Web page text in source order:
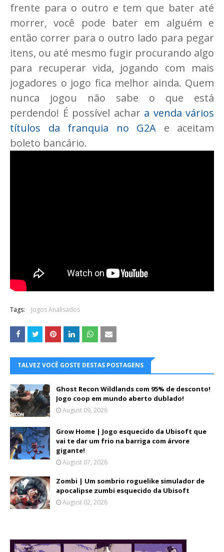
frente para o outro e tem que bater até
morrer, você pode bater em alguém e
então correr para o outro lado para pegar
itens, ou até mesmo fugir procurando algo
para recuperar vida, jogando com mais
jogadores o jogo fica melhor ainda. Quem
nunca jogou não sabe o que está
perdendo! É possível achar a venda vários
títulos da franquia no G2A e aceitam
boleto bancário.
Tags: Jogos Analisados
TALVEZ VOCÊ GOSTE DESTAS POSTAGENS
Ghost Recon Wildlands com 95% de desconto!
Jogo coop em mundo aberto dublado!
August 09, 2026
Grow Home | Jogo esquecido da Ubisoft que
vai te dar um frio na barriga com árvore
gigante!
August 07, 2026
Zombi | Um sombrio roguelike simulador de
apocalipse zumbi esquecido da Ubisoft
August 02, 2026